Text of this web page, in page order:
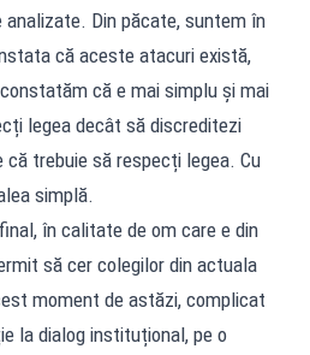
analizate. Din păcate, suntem în
că aceste atacuri există,
că e mai simplu și mai
legea decât să discreditezi
trebuie să respecți legea. Cu
simplă.
în calitate de om care e din
să cer colegilor din actuala
moment de astăzi, complicat
la dialog instituțional, pe o